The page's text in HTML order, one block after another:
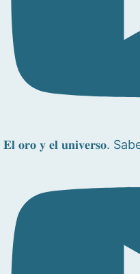
𝐄𝐥 𝐨𝐫𝐨 𝐲 𝐞𝐥 𝐮𝐧𝐢𝐯𝐞𝐫𝐬𝐨.